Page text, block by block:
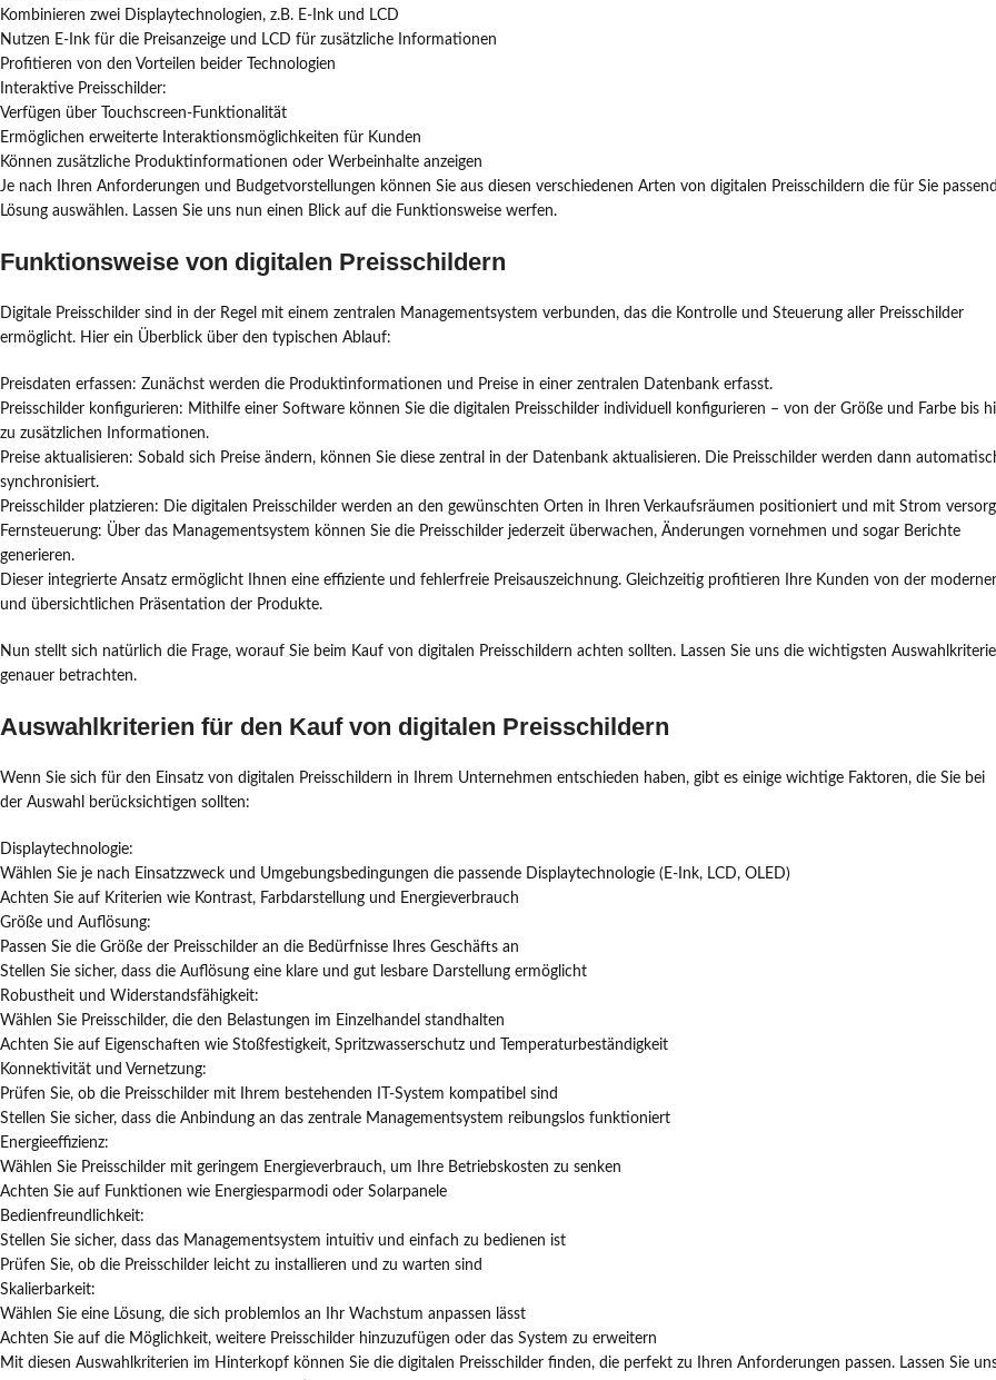
Kombinieren zwei Displaytechnologien, z.B. E-Ink und LCD
Nutzen E-Ink für die Preisanzeige und LCD für zusätzliche Informationen
Profitieren von den Vorteilen beider Technologien
Interaktive Preisschilder:
Verfügen über Touchscreen-Funktionalität
Ermöglichen erweiterte Interaktionsmöglichkeiten für Kunden
Können zusätzliche Produktinformationen oder Werbeinhalte anzeigen
Je nach Ihren Anforderungen und Budgetvorstellungen können Sie aus diesen verschiedenen Arten von digitalen Preisschildern die für Sie
Lösung auswählen. Lassen Sie uns nun einen Blick auf die Funktionsweise werfen.
Funktionsweise von digitalen Preisschildern
Digitale Preisschilder sind in der Regel mit einem zentralen Managementsystem verbunden, das die Kontrolle und Steuerung aller Preisschilder
ermöglicht. Hier ein Überblick über den typischen Ablauf:
Preisdaten erfassen: Zunächst werden die Produktinformationen und Preise in einer zentralen Datenbank erfasst.
Preisschilder konfigurieren: Mithilfe einer Software können Sie die digitalen Preisschilder individuell konfigurieren – von der Größe und Farbe bis
zu zusätzlichen Informationen.
Preise aktualisieren: Sobald sich Preise ändern, können Sie diese zentral in der Datenbank aktualisieren. Die Preisschilder werden dann
synchronisiert.
Preisschilder platzieren: Die digitalen Preisschilder werden an den gewünschten Orten in Ihren Verkaufsräumen positioniert und mit Strom
Fernsteuerung: Über das Managementsystem können Sie die Preisschilder jederzeit überwachen, Änderungen vornehmen und sogar Berichte
generieren.
Dieser integrierte Ansatz ermöglicht Ihnen eine effiziente und fehlerfreie Preisauszeichnung. Gleichzeitig profitieren Ihre Kunden von der
und übersichtlichen Präsentation der Produkte.
Nun stellt sich natürlich die Frage, worauf Sie beim Kauf von digitalen Preisschildern achten sollten. Lassen Sie uns die wichtigsten
genauer betrachten.
Auswahlkriterien für den Kauf von digitalen Preisschildern
Wenn Sie sich für den Einsatz von digitalen Preisschildern in Ihrem Unternehmen entschieden haben, gibt es einige wichtige Faktoren, die Sie bei
der Auswahl berücksichtigen sollten:
Displaytechnologie:
Wählen Sie je nach Einsatzzweck und Umgebungsbedingungen die passende Displaytechnologie (E-Ink, LCD, OLED)
Achten Sie auf Kriterien wie Kontrast, Farbdarstellung und Energieverbrauch
Größe und Auflösung:
Passen Sie die Größe der Preisschilder an die Bedürfnisse Ihres Geschäfts an
Stellen Sie sicher, dass die Auflösung eine klare und gut lesbare Darstellung ermöglicht
Robustheit und Widerstandsfähigkeit:
Wählen Sie Preisschilder, die den Belastungen im Einzelhandel standhalten
Achten Sie auf Eigenschaften wie Stoßfestigkeit, Spritzwasserschutz und Temperaturbeständigkeit
Konnektivität und Vernetzung:
Prüfen Sie, ob die Preisschilder mit Ihrem bestehenden IT-System kompatibel sind
Stellen Sie sicher, dass die Anbindung an das zentrale Managementsystem reibungslos funktioniert
Energieeffizienz:
Wählen Sie Preisschilder mit geringem Energieverbrauch, um Ihre Betriebskosten zu senken
Achten Sie auf Funktionen wie Energiesparmodi oder Solarpanele
Bedienfreundlichkeit:
Stellen Sie sicher, dass das Managementsystem intuitiv und einfach zu bedienen ist
Prüfen Sie, ob die Preisschilder leicht zu installieren und zu warten sind
Skalierbarkeit:
Wählen Sie eine Lösung, die sich problemlos an Ihr Wachstum anpassen lässt
Achten Sie auf die Möglichkeit, weitere Preisschilder hinzuzufügen oder das System zu erweitern
Mit diesen Auswahlkriterien im Hinterkopf können Sie die digitalen Preisschilder finden, die perfekt zu Ihren Anforderungen passen. Lassen Sie